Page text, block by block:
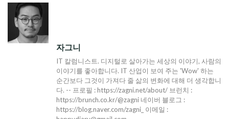
색
자그니
IT 칼럼니스트. 디지털로 살아가는 세상의 이야기, 사람의
이야기를 좋아합니다. IT 산업이 보여 주는 'Wow' 하는
순간보다 그것이 가져다 줄 삶의 변화에 대해 더 생각합니
다. -- 프로필 : https://zagni.net/about/ 브런치 :
https://brunch.co.kr/@zagni 네이버 블로그 :
https://blog.naver.com/zagni_ 이메일 :